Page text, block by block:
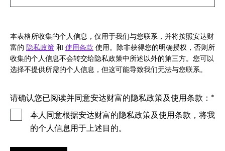
本表格所收集的个人信息，仅用于我们与您联系，并将按照安达财
富的 隐私政策 和 使用条款 使用。除非获得您的明确授权，否则所
收集的个人信息不会转交给隐私政策中所述以外的第三方。您可以
选择不提供所需的个人信息，但这可能导致我们无法与您联系。
请确认您已阅读并同意安达财富的隐私政策及使用条款：
本人同意根据安达财富的隐私政策及使用条款，将我
的个人信息用于上述目的。